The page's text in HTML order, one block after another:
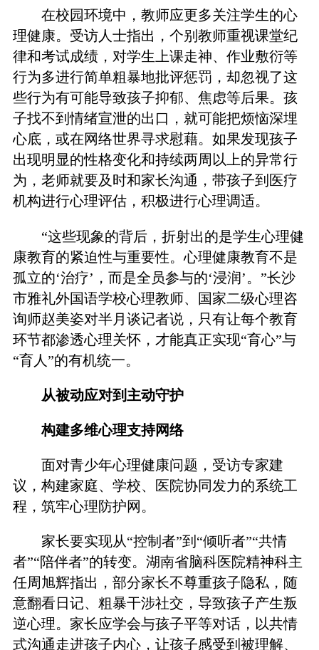
在校园环境中，教师应更多关注学生的心
理健康。受访人士指出，个别教师重视课堂纪
律和考试成绩，对学生上课走神、作业敷衍等
行为多进行简单粗暴地批评惩罚，却忽视了这
些行为有可能导致孩子抑郁、焦虑等后果。孩
子找不到情绪宣泄的出口，就可能把烦恼深埋
心底，或在网络世界寻求慰藉。如果发现孩子
出现明显的性格变化和持续两周以上的异常行
为，老师就要及时和家长沟通，带孩子到医疗
机构进行心理评估，积极进行心理调适。
“这些现象的背后，折射出的是学生心理健
康教育的紧迫性与重要性。心理健康教育不是
孤立的‘治疗’，而是全员参与的‘浸润’。”长沙
市雅礼外国语学校心理教师、国家二级心理咨
询师赵美姿对半月谈记者说，只有让每个教育
环节都渗透心理关怀，才能真正实现“育心”与
“育人”的有机统一。
从被动应对到主动守护
构建多维心理支持网络
面对青少年心理健康问题，受访专家建
议，构建家庭、学校、医院协同发力的系统工
程，筑牢心理防护网。
家长要实现从“控制者”到“倾听者”“共情
者”“陪伴者”的转变。湖南省脑科医院精神科主
任周旭辉指出，部分家长不尊重孩子隐私，随
意翻看日记、粗暴干涉社交，导致孩子产生叛
逆心理。家长应学会与孩子平等对话，以共情
式沟通走进孩子内心，让孩子感受到被理解、